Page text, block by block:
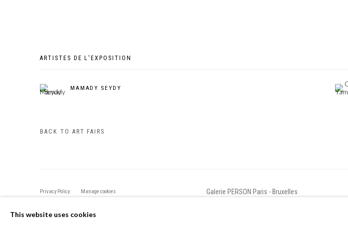
ARTISTES DE L'EXPOSITION
MAMADY SEYDY
BACK TO ART FAIRS
Privacy Policy Manage cookies Galerie PERSON Paris - Bruxelles
This website uses cookies